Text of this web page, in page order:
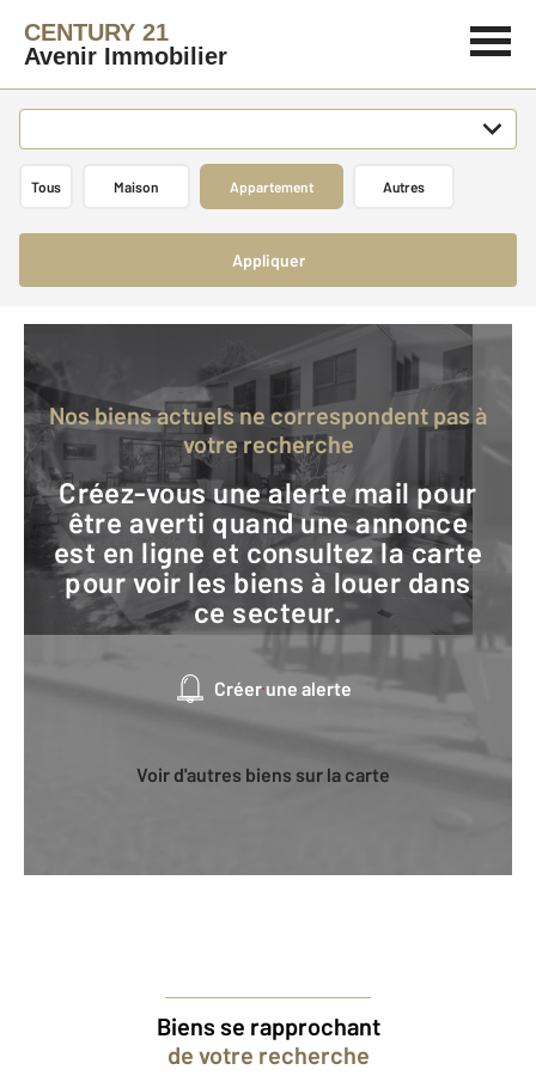
CENTURY 21
Avenir Immobilier
Tous Maison Appartement Autres
Appliquer
Nos biens actuels ne correspondent pas à
votre recherche
Créez-vous une alerte mail pour
être averti quand une annonce
est en ligne et consultez la carte
pour voir les biens à louer dans
ce secteur.
Créer une alerte
Voir d'autres biens sur la carte
Biens se rapprochant
de votre recherche